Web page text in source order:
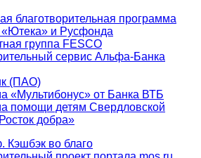
благотворительная программа
«Ютека» и Русфонда
группа FESCO
сервис Альфа-Банка
(ПАО)
«Мультибонус» от Банка ВТБ
помощи детям Свердловской
добра»
Кэшбэк во благо